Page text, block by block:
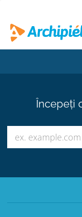
Începeți